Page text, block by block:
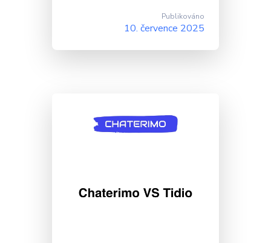
Publikováno
10. července 2025